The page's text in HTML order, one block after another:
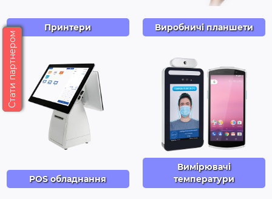
Принтери Виробничі планшети
POS обладнання
Вимірювачі
температури
Стати партнером